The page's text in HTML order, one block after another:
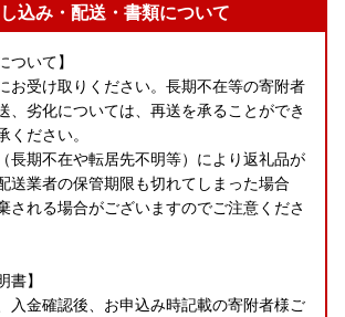
込み・配送・書類について
ついて】
お受け取りください。長期不在等の寄附者
、劣化については、再送を承ることができ
ください。
長期不在や転居先不明等）により返礼品が
送業者の保管期限も切れてしまった場合
される場合がございますのでご注意くださ
書】
入金確認後、お申込み時記載の寄附者様ご